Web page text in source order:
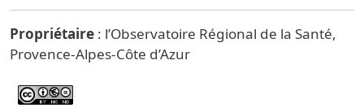
Propriétaire : l’Observatoire Régional de la Santé,
Provence-Alpes-Côte d’Azur